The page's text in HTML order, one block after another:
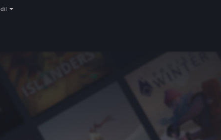
dil